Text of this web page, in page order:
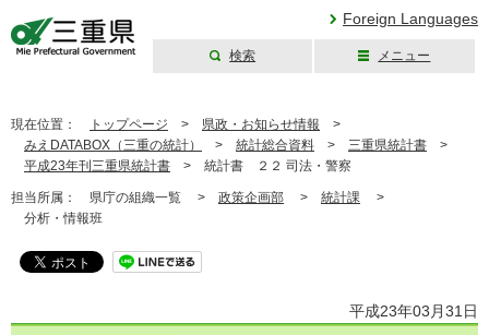
Foreign Languages
検索 メニュー
現在位置： トップページ > 県政・お知らせ情報 >
みえDATABOX（三重の統計）
> 統計総合資料 > 三重県統計書 >
平成23年刊三重県統計書 > 統計書 ２２ 司法・警察
担当所属： 県庁の組織一覧 > 政策企画部 > 統計課 >
分析・情報班
平成23年03月31日